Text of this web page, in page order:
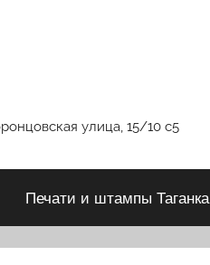
улица, 15/10 с5
Печати и штампы Таганка